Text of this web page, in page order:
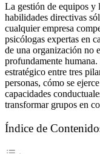
La gestión de equipos y
habilidades directivas
cualquier empresa
psicólogas expertas en
de una organización no
profundamente
estratégico entre tres
personas, cómo se
capacidades
transformar grupos en
Índice de